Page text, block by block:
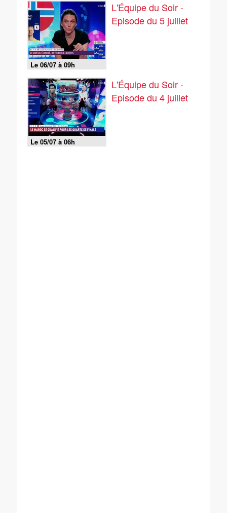
Le 06/07 à 09h
L'Équipe du Soir -
Episode du 5 juillet
Le 05/07 à 06h
L'Équipe du Soir -
Episode du 4 juillet